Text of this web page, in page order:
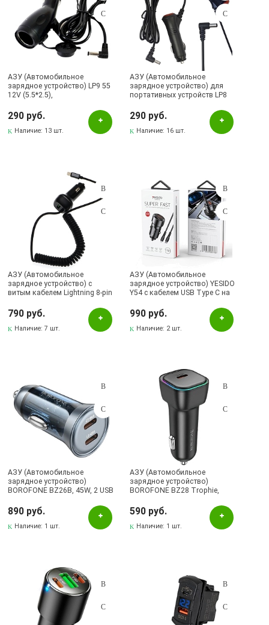
АЗУ (Автомобильное
зарядное устройство) LP9 55
12V (5.5*2.5),
прикуриватель, длина 1.5
метра, цвет черный
290 руб.
Наличие: 13 шт.
АЗУ (Автомобильное
зарядное устройство) для
портативных устройств LP8
цвет черный
290 руб.
Наличие: 16 шт.
АЗУ (Автомобильное
зарядное устройство) с
витым кабелем Lightning 8-pin
PD30W, QC3.0, 1.7 метра, цвет
черный
790 руб.
Наличие:7 шт.
АЗУ (Автомобильное
зарядное устройство) YESIDO
Y54 с кабелем USB Type C на
Type C, 1 USB, PD30W, цвет
черный
990 руб.
Наличие: 2 шт.
АЗУ (Автомобильное
зарядное устройство)
BOROFONE BZ26B, 45W, 2 USB
прозрачно синий
890 руб.
Наличие: 1 шт.
АЗУ (Автомобильное
зарядное устройство)
BOROFONE BZ28 Trophie,
цвет черный
590 руб.
Наличие: 1 шт.